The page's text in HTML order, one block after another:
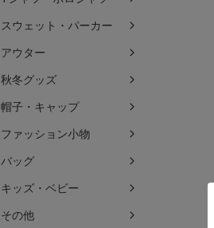
スウェット・パーカー
アウター
秋冬グッズ
帽子・キャップ
ファッション小物
バッグ
キッズ・ベビー
その他